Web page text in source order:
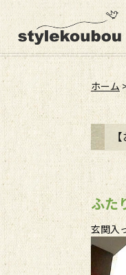
ホーム
ふた
玄関入